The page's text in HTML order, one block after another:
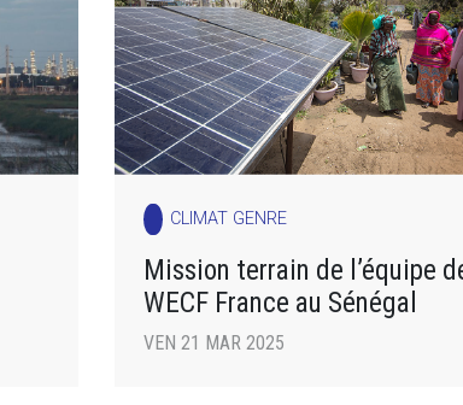
CLIMAT GENRE
Mission terrain de l’équipe
WECF France au Sénégal
VEN 21 MAR 2025